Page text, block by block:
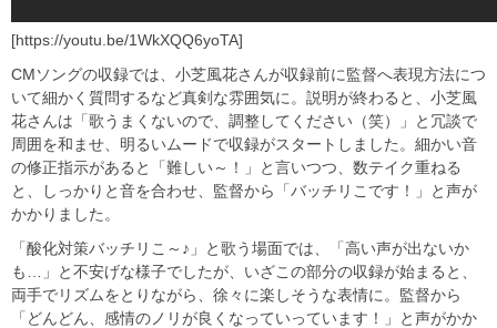
[https://youtu.be/1WkXQQ6yoTA]
CMソングの収録では、小芝風花さんが収録前に監督へ表現方法につ
いて細かく質問するなど真剣な雰囲気に。説明が終わると、小芝風
花さんは「歌うまくないので、調整してください（笑）」と冗談で
周囲を和ませ、明るいムードで収録がスタートしました。細かい音
の修正指示があると「難しい～！」と言いつつ、数テイク重ねる
と、しっかりと音を合わせ、監督から「バッチリこです！」と声が
かかりました。
「酸化対策バッチリこ～♪」と歌う場面では、「高い声が出ないか
も…」と不安げな様子でしたが、いざこの部分の収録が始まると、
両手でリズムをとりながら、徐々に楽しそうな表情に。監督から
「どんどん、感情のノリが良くなっていっています！」と声がかか